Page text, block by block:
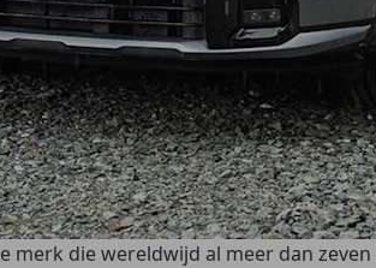
merk die wereldwijd al meer dan